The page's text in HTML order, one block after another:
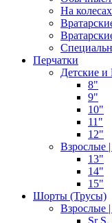
На колесах
Перчатки
Детские
8"
9"
10"
11"
12"
Взрослые
13"
14"
15"
Шорты (Трусы)
Взрослые |
Sr